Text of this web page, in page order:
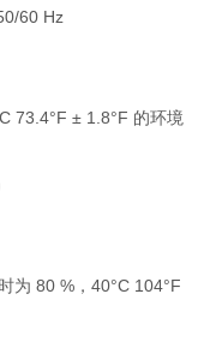
60 Hz
73.4°F ± 1.8°F 的环境
%，40°C 104°F